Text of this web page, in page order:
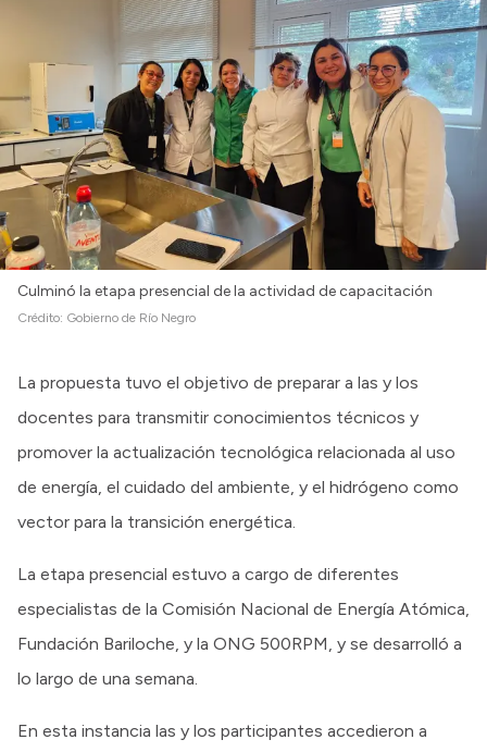
Culminó la etapa presencial de la actividad de capacitación
Crédito: Gobierno de Río Negro
La propuesta tuvo el objetivo de preparar a las y los
docentes para transmitir conocimientos técnicos y
promover la actualización tecnológica relacionada al uso
de energía, el cuidado del ambiente, y el hidrógeno como
vector para la transición energética.
La etapa presencial estuvo a cargo de diferentes
especialistas de la Comisión Nacional de Energía Atómica,
Fundación Bariloche, y la ONG 500RPM, y se desarrolló a
lo largo de una semana.
En esta instancia las y los participantes accedieron a